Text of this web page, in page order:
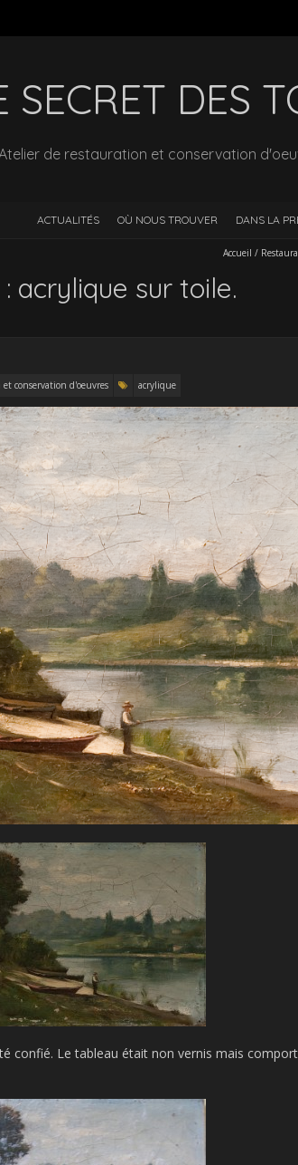
SECRET DES
de restauration et conservation
ACTUALITÉS OÙ NOUS TROUVER DANS LA
Accueil /
acrylique sur toile.
conservation d'oeuvres acrylique
confié. Le tableau était non vernis mais